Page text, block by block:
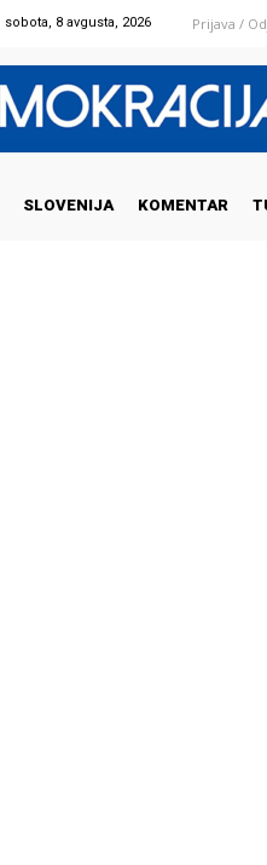
sobota, 8 avgusta, 2026 Prijava /
SLOVENIJA KOMENTAR